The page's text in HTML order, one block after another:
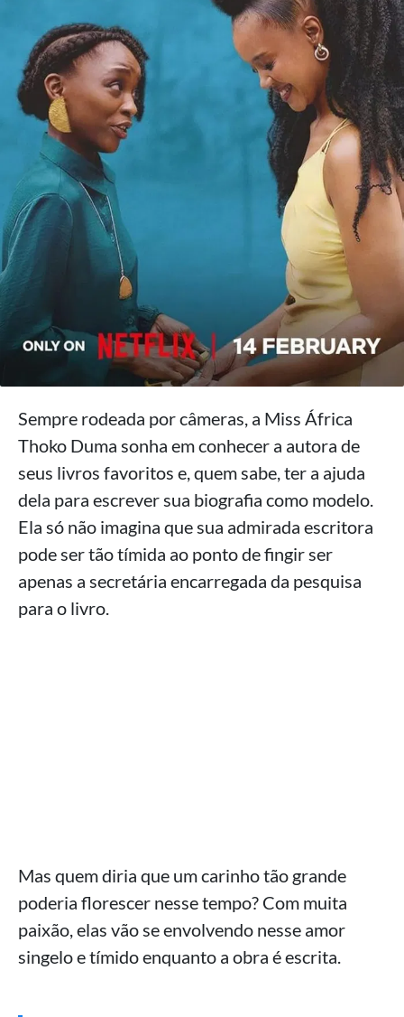
Sempre rodeada por câmeras, a Miss África
Thoko Duma sonha em conhecer a autora de
seus livros favoritos e, quem sabe, ter a ajuda
dela para escrever sua biografia como modelo.
Ela só não imagina que sua admirada escritora
pode ser tão tímida ao ponto de fingir ser
apenas a secretária encarregada da pesquisa
para o livro.
Mas quem diria que um carinho tão grande
poderia florescer nesse tempo? Com muita
paixão, elas vão se envolvendo nesse amor
singelo e tímido enquanto a obra é escrita.